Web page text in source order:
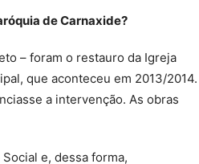
de Carnaxide?
– foram o restauro da Igreja
que aconteceu em 2013/2014.
a intervenção. As obras
e, dessa forma,